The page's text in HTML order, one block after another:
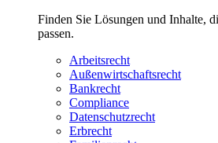
Finden Sie Lösungen und Inhalte,
passen.
Arbeitsrecht
Außenwirtschaftsrecht
Bankrecht
Compliance
Datenschutzrecht
Erbrecht